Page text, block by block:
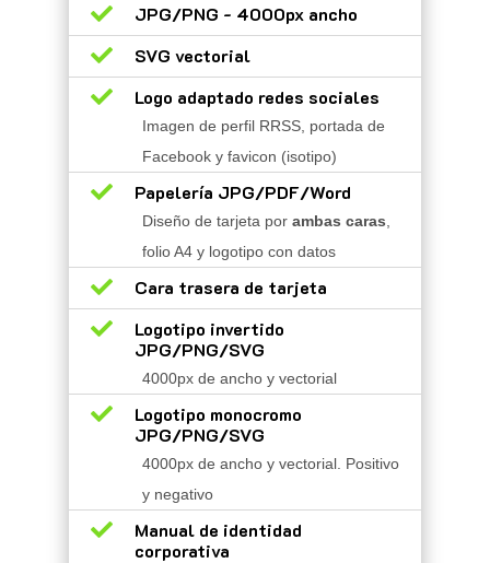

JPG/PNG - 4000px ancho

SVG vectorial

Logo adaptado redes sociales
Imagen de perfil RRSS, portada de
Facebook y favicon (isotipo)
 Papelería JPG/PDF/Word
Diseño de tarjeta por ambas caras
folio A4 y logotipo con datos

Cara trasera de tarjeta

Logotipo invertido
JPG/PNG/SVG
4000px de ancho y vectorial

Logotipo monocromo
JPG/PNG/SVG
4000px de ancho y vectorial. Positivo
y negativo

Manual de identidad
corporativa